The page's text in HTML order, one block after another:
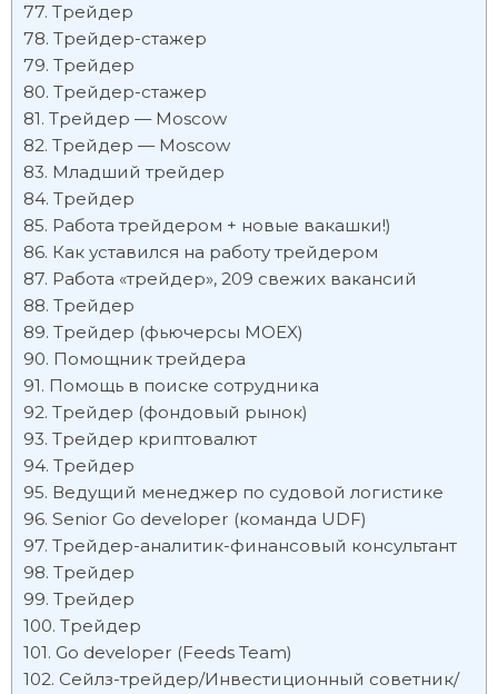
Трейдер
Трейдер-стажер
Трейдер
Трейдер-стажер
Трейдер — Moscow
Трейдер — Moscow
Младший трейдер
Трейдер
Работа трейдером + новые вакашки!)
Как уставился на работу трейдером
Работа «трейдер», 209 свежих вакансий
Трейдер
Трейдер (фьючерсы MOEX)
Помощник трейдера
Помощь в поиске сотрудника
Трейдер (фондовый рынок)
Трейдер криптовалют
Трейдер
Ведущий менеджер по судовой логистике
Senior Go developer (команда UDF)
Трейдер-аналитик-финансовый консультант
Трейдер
Трейдер
Трейдер
Go developer (Feeds Team)
Сейлз-трейдер/Инвестиционный советник/